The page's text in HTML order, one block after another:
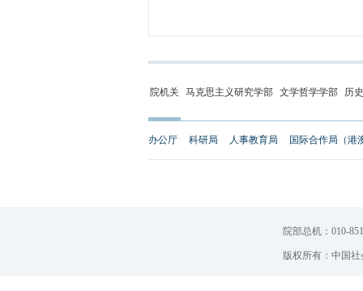
院机关 马克思主义研究学部 文学哲学学部 历
办公厅 科研局 人事教育局 国际合作局（港
院部总机：010-
版权所有：中国